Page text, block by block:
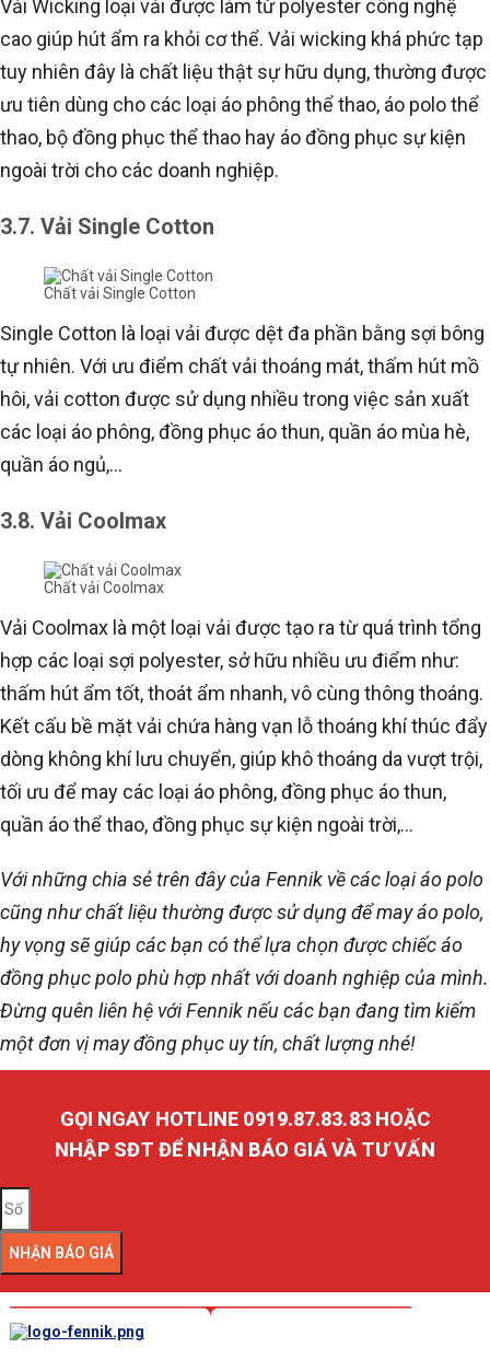
Vải Wicking loại vải được làm từ polyester công nghệ
cao giúp hút ẩm ra khỏi cơ thể. Vải wicking khá phức tạp
tuy nhiên đây là chất liệu thật sự hữu dụng, thường được
ưu tiên dùng cho các loại áo phông thể thao, áo polo thể
thao, bộ đồng phục thể thao hay áo đồng phục sự kiện
ngoài trời cho các doanh nghiệp.
3.7. Vải Single Cotton
Chất vải Single Cotton
Single Cotton là loại vải được dệt đa phần bằng sợi bông
tự nhiên. Với ưu điểm chất vải thoáng mát, thấm hút mồ
hôi, vải cotton được sử dụng nhiều trong việc sản xuất
các loại áo phông, đồng phục áo thun, quần áo mùa hè,
quần áo ngủ,…
3.8. Vải Coolmax
Chất vải Coolmax
Vải Coolmax là một loại vải được tạo ra từ quá trình tổng
hợp các loại sợi polyester, sở hữu nhiều ưu điểm như:
thấm hút ẩm tốt, thoát ẩm nhanh, vô cùng thông thoáng.
Kết cấu bề mặt vải chứa hàng vạn lỗ thoáng khí thúc đẩy
dòng không khí lưu chuyển, giúp khô thoáng da vượt trội,
tối ưu để may các loại áo phông, đồng phục áo thun,
quần áo thể thao, đồng phục sự kiện ngoài trời,…
Với những chia sẻ trên đây của Fennik về các loại áo polo
cũng như chất liệu thường được sử dụng để may áo polo,
hy vọng sẽ giúp các bạn có thể lựa chọn được chiếc áo
đồng phục polo phù hợp nhất với doanh nghiệp của mình.
Đừng quên liên hệ với Fennik nếu các bạn đang tìm kiếm
một đơn vị may đồng phục uy tín, chất lượng nhé!
GỌI NGAY HOTLINE 0919.87.83.83 HOẶC
NHẬP SĐT ĐỂ NHẬN BÁO GIÁ VÀ TƯ VẤN
NHẬN BÁO GIÁ